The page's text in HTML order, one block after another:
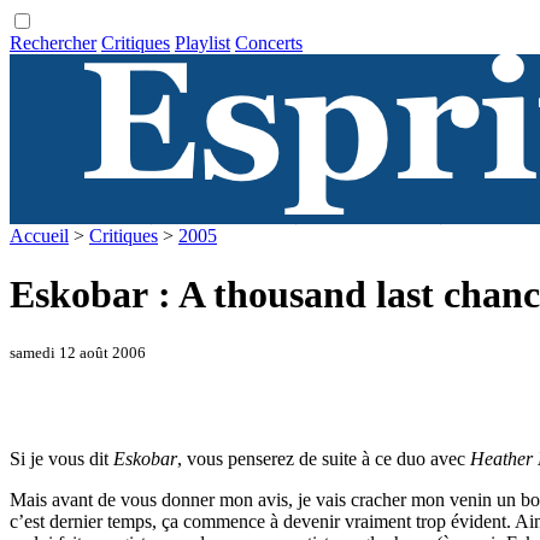
Rechercher Critiques Playlist Concerts
Accueil > Critiques > 2005
Eskobar : A thousand last
samedi 12 août 2006
Si je vous dit Eskobar, vous penserez de suite à ce duo avec Heather
Mais avant de vous donner mon avis, je vais cracher mon venin un
c’est dernier temps, ça commence à devenir vraiment trop évident.